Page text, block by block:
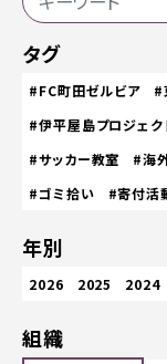
タグ
#FC町田ゼルビア #
#伊平屋島プロジェク
#サッカー教室
#海
#ゴミ拾い
#寄付活
年別
2026 2025 2024
組織